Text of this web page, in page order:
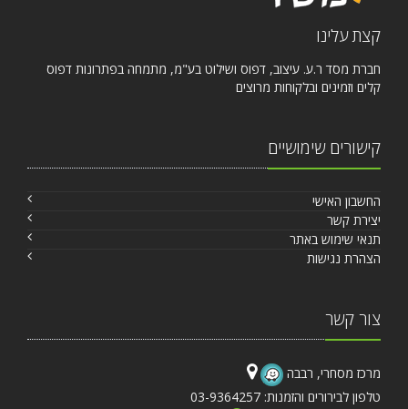
קצת עלינו
חברת מסד ר.ע. עיצוב, דפוס ושילוט בע"מ, מתמחה בפתרונות דפוס
קלים וזמינים ובלקוחות מרוצים
קישורים שימושיים
החשבון האישי
יצירת קשר
תנאי שימוש באתר
הצהרת נגישות
צור קשר
מרכז מסחרי, רבבה
טלפון לבירורים והזמנות: 03-9364257